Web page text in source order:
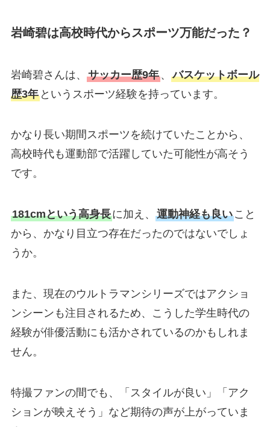
岩崎碧は高校時代からスポーツ万能だった？
岩崎碧さんは、 サッカー歴9年、 バスケットボール
歴3年というスポーツ経験を持っています。
かなり長い期間スポーツを続けていたことから、
高校時代も運動部で活躍していた可能性が高そう
です。
181cmという高身長に加え、 運動神経も良いこと
から、かなり目立つ存在だったのではないでしょ
うか。
また、現在のウルトラマンシリーズではアクショ
ンシーンも注目されるため、こうした学生時代の
経験が俳優活動にも活かされているのかもしれま
せん。
特撮ファンの間でも、「スタイルが良い」「アク
ションが映えそう」など期待の声が上がっていま